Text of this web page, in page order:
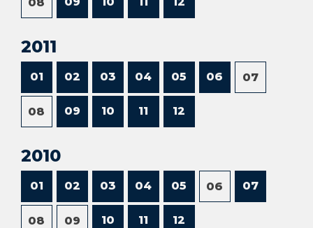
2011
01 02 03 04 05 06 07
08 09 10 11 12
2010
01 02 03 04 05 06 07
08 09 10 11 12